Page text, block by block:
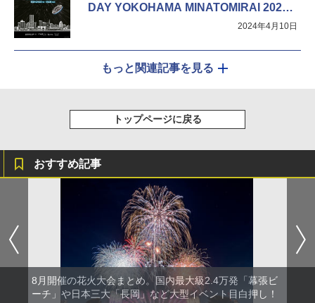
DAY YOKOHAMA MINATOMIRAI 202
2024年4月10日
もっと関連記事を見る
トップページに戻る
おすすめ記事
8月開催の花火大会まとめ。国内最大級2.4万発「幕張ビ
ーチ」や日本三大「長岡」など大型イベント目白押し！